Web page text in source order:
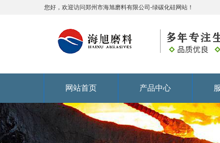
您好，欢迎访问郑州市海旭磨料有限公司-绿碳化硅网站！
网站首页 产品中心